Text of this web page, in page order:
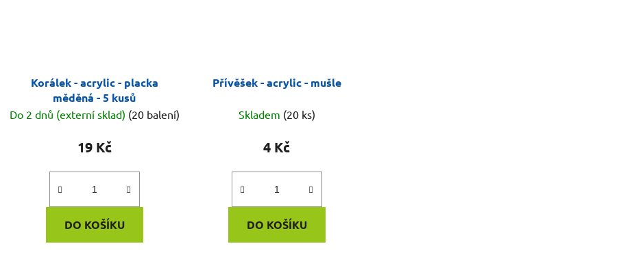
Korálek - acrylic - placka
měděná - 5 kusů
Do 2 dnů (externí sklad) (20 balení)
19 Kč
DO KOŠÍKU
Přívěšek - acrylic - mušle
Skladem (20 ks)
4 Kč
DO KOŠÍKU